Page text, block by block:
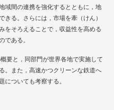
域間の連携を強化するとともに，地
る。さらには，市場を牽（けん）
をそろえることで，収益性を高める
である。
要と，同部門が世界各地で実施して
。また，高速かつクリーンな鉄道へ
についても考察する。